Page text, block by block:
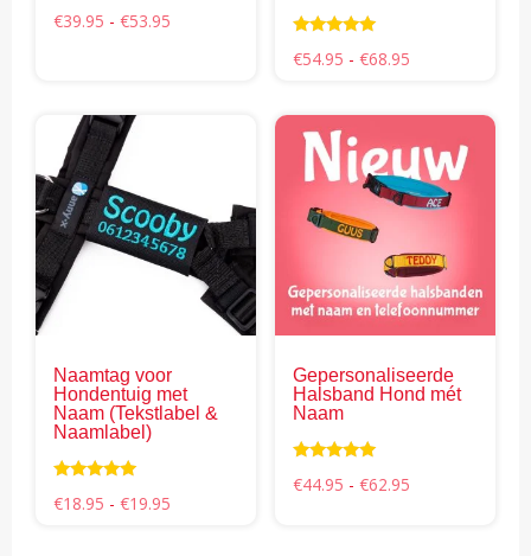
4.94
€39.95 - €53.95
productpagina
5.00
€54.95 - €68.95Prijsklasse:
€68.95
Naamtag voor
Hondentuig met
Naam (Tekstlabel &
Naamlabel)
4.98
€18.95 - €19.95
Dit
product
meerdere
variaties.
Deze
optie
kan
worden
Gepersonaliseerde
Halsband Hond mét
Naam
4.85
€44.95 - €62.95Prijsklasse:
Dit